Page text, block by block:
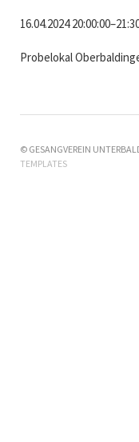
16.04.2024
Probelokal
© GESANGVEREIN
TEMPLATES